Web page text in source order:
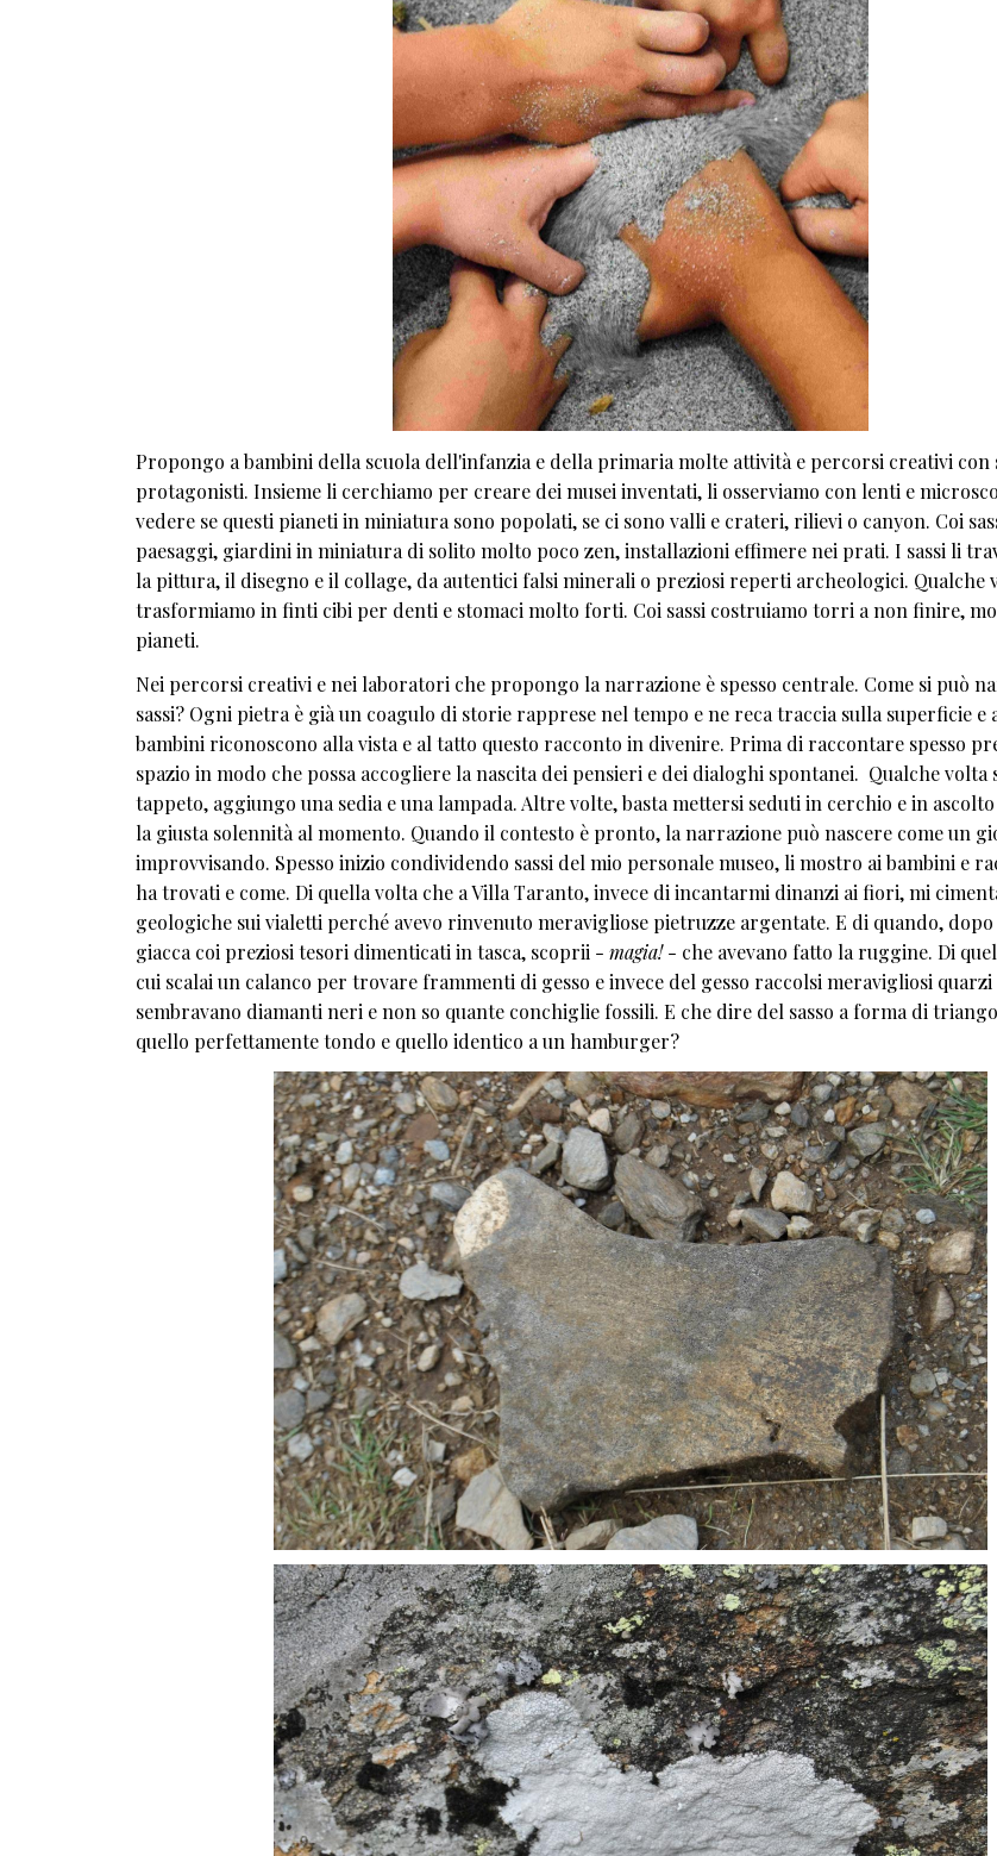
Propongo a bambini della scuola dell'infanzia e della primaria molte attività e percorsi creativi con
protagonisti. Insieme li cerchiamo per creare dei musei inventati, li osserviamo con lenti e
vedere se questi pianeti in miniatura sono popolati, se ci sono valli e crateri, rilievi o canyon. Coi
paesaggi, giardini in miniatura di solito molto poco zen, installazioni effimere nei prati. I sassi li
la pittura, il disegno e il collage, da autentici falsi minerali o preziosi reperti archeologici. Qualche
trasformiamo in finti cibi per denti e stomaci molto forti. Coi sassi costruiamo torri a non finire,
pianeti.
Nei percorsi creativi e nei laboratori che propongo la narrazione è spesso centrale. Come si può
sassi? Ogni pietra è già un coagulo di storie rapprese nel tempo e ne reca traccia sulla superficie
bambini riconoscono alla vista e al tatto questo racconto in divenire. Prima di raccontare spesso
spazio in modo che possa accogliere la nascita dei pensieri e dei dialoghi spontanei. Qualche volta
tappeto, aggiungo una sedia e una lampada. Altre volte, basta mettersi seduti in cerchio e in
la giusta solennità al momento. Quando il contesto è pronto, la narrazione può nascere come un
improvvisando. Spesso inizio condividendo sassi del mio personale museo, li mostro ai bambini e
ha trovati e come. Di quella volta che a Villa Taranto, invece di incantarmi dinanzi ai fiori, mi
geologiche sui vialetti perché avevo rinvenuto meravigliose pietruzze argentate. E di quando,
giacca coi preziosi tesori dimenticati in tasca, scoprii - magia!- che avevano fatto la ruggine. Di
cui scalai un calanco per trovare frammenti di gesso e invece del gesso raccolsi meravigliosi quarzi
sembravano diamanti neri e non so quante conchiglie fossili. E che dire del sasso a forma di
quello perfettamente tondo e quello identico a un hamburger?